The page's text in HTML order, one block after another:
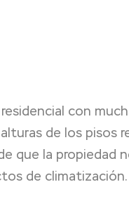
con
de los pisos
que la propiedad
de climatización.